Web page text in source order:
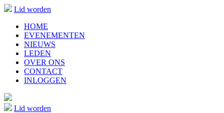
Lid worden
HOME
EVENEMENTEN
NIEUWS
LEDEN
OVER ONS
CONTACT
INLOGGEN
Lid worden